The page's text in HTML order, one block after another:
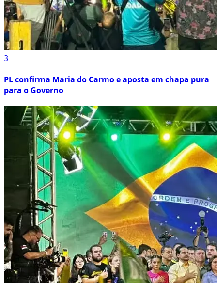
3
PL confirma Maria do Carmo e aposta em chapa pura
para o Governo